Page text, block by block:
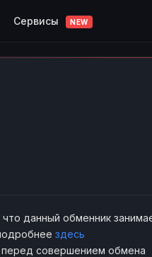
Сервисы NEW
данный обменник
здесь
перед совершением обмена